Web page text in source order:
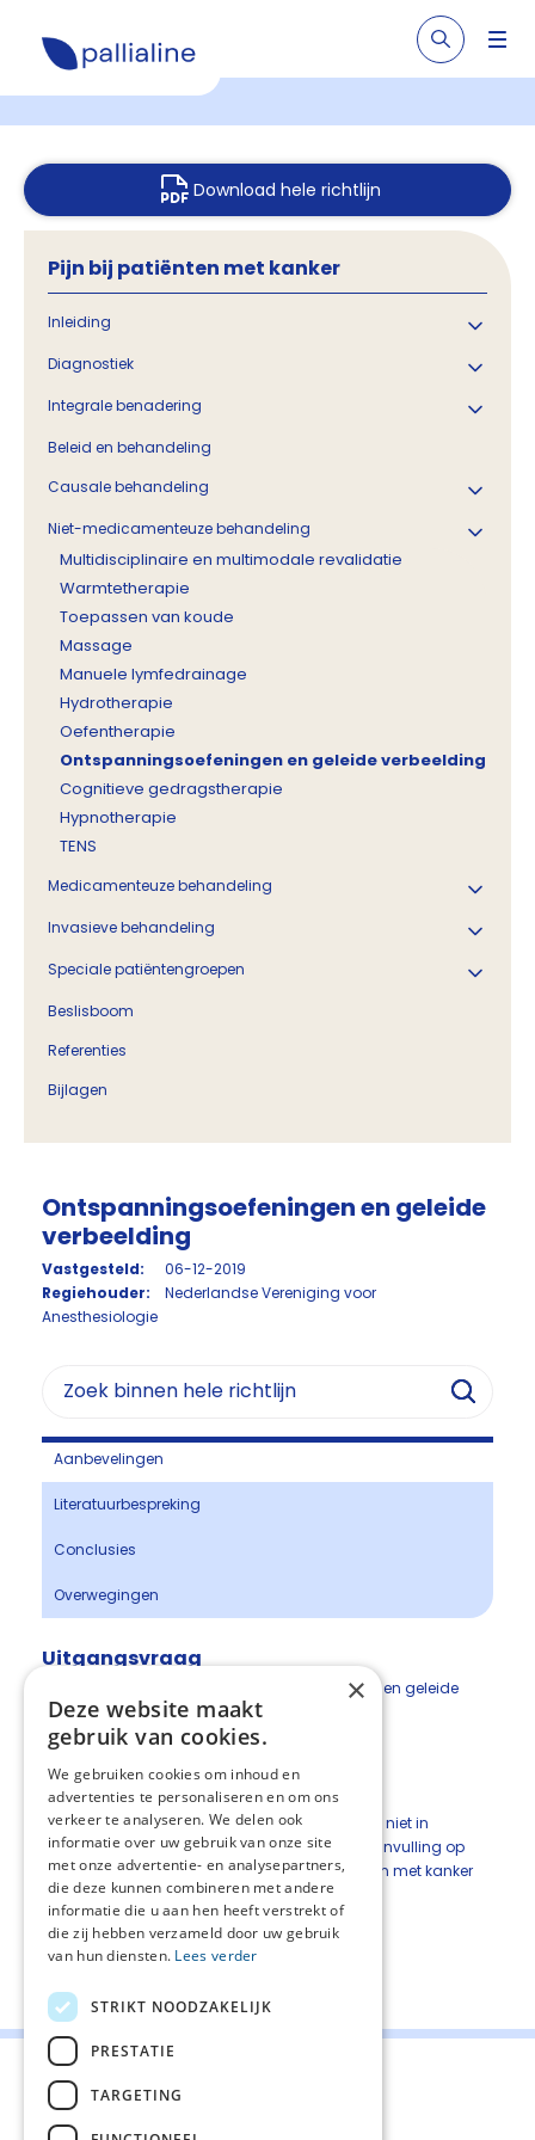
Download hele richtlijn
Pijn bij patiënten met kanker
Inleiding
Diagnostiek
Integrale benadering
Beleid en behandeling
Causale behandeling
Niet-medicamenteuze behandeling
Multidisciplinaire en multimodale revalidatie
Warmtetherapie
Toepassen van koude
Massage
Manuele lymfedrainage
Hydrotherapie
Oefentherapie
Ontspanningsoefeningen en geleide verbeelding
Cognitieve gedragstherapie
Hypnotherapie
TENS
Medicamenteuze behandeling
Invasieve behandeling
Speciale patiëntengroepen
Beslisboom
Referenties
Bijlagen
Ontspanningsoefeningen en geleide
verbeelding
Vastgesteld:
06-12-2019
Regiehouder:
Nederlandse Vereniging voor
Anesthesiologie
Aanbevelingen
Literatuurbespreking
Conclusies
Overwegingen
Uitgangsvraag
Wat is het effect van ontspanningsoefeningen en geleide
verbeelding op pijn bij patiënten met kanker?
Methode: evidence-based
Aanbeveling
Overweeg ontspanningsoefeningen, al dan niet in
combinatie met geleide verbeelding, als aanvulling op
andere behandelingen van pijn bij patiënten met kanker
(2C).
Deel deze pagina:
×
Deze website maakt
gebruik van cookies.
We gebruiken cookies om inhoud en
advertenties te personaliseren en om ons
verkeer te analyseren. We delen ook
informatie over uw gebruik van onze site
met onze advertentie- en analysepartners,
die deze kunnen combineren met andere
informatie die u aan hen heeft verstrekt of
die zij hebben verzameld door uw gebruik
van hun diensten. Lees verder
STRIKT NOODZAKELIJK
PRESTATIE
TARGETING